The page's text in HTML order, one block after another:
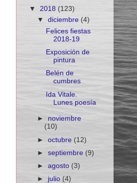
▼ 2018 (123)
▼diciembre (4)
Felices fiestas
2018-19
Exposición de
pintura
Belén de
cumbres
Ida Vitale.
Lunes poesía
► noviembre
(10)
►octubre (12)
►septiembre(9)
►agosto(3)
► julio (4)